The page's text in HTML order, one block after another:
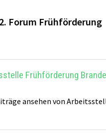
Forum Frühförderung
Frühförderung
ansehen von